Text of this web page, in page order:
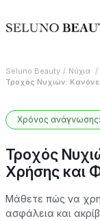
Seluno Beauty Νύχια
Τροχός Νυχιών:
Χρόνος
Τροχός
Χρήσης και
Μάθετε πώς να
ασφάλεια και